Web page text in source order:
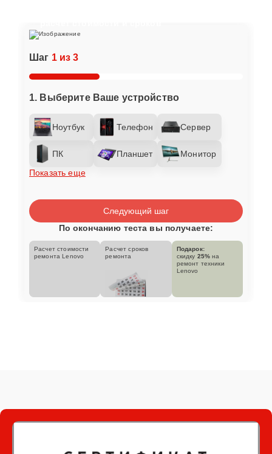
Шаг 1 из 3
1. Выберите Ваше устройство
Ноутбук Телефон Сервер
ПК Планшет
Монитор
Показать еще
Следующий шаг
По окончанию теста вы получаете:
Расчет стоимости
ремонта Lenovo
Расчет сроков
ремонта
Подарок:
скидку 25% на
ремонт техники
Lenovo